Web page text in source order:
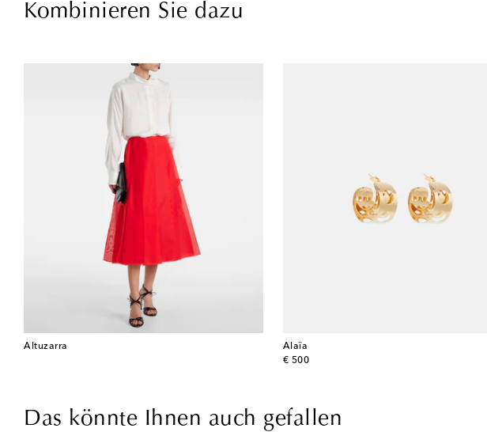
Kombinieren Sie dazu
Altuzarra
Alaïa
€ 500
original price
Das könnte Ihnen auch gefallen